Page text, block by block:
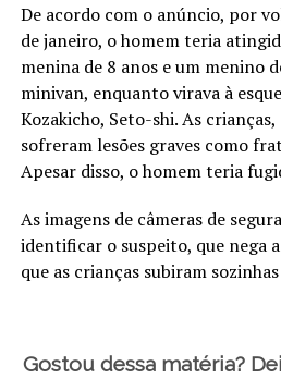
De acordo com o anúncio, por
de janeiro, o homem teria
menina de 8 anos e um menino
minivan, enquanto virava à
Kozakicho, Seto-shi. As
sofreram lesões graves como
Apesar disso, o homem teria
As imagens de câmeras de
identificar o suspeito, que nega
que as crianças subiram
Gostou dessa matéria?